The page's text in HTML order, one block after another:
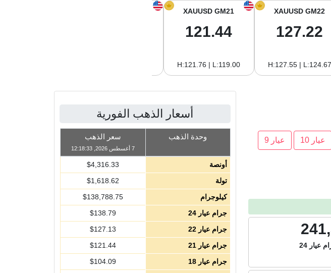
XAUUSD GM22
127.22
H:127.55 | L:124.67
XAUUSD GM21
121.44
H:121.76 | L:119.00
عيار 10 عيار 9
عيار 24
أسعار الذهب الفورية
وحدة الذهب سعر الذهب
7 أغسطس 2026, 12:18:33
أونصة $4,316.33
تولة
$1,618.62
كيلوجرام
$138,788.75
جرام عيار 24
$138.79
جرام عيار 22
$127.13
جرام عيار 21
$121.44
جرام عيار 18
$104.09